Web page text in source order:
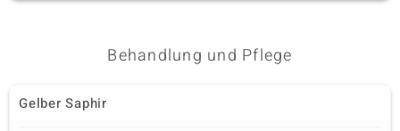
3 à 4x3 mm
Fassung
Behandlung und Pflege
Gelber Saphir